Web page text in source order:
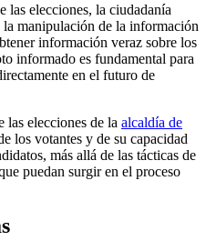
las elecciones, la ciudadanía
manipulación de la información
información veraz sobre los
informado es fundamental para
en el futuro de
las elecciones de la alcaldía de
los votantes y de su capacidad
más allá de las tácticas de
puedan surgir en el proceso